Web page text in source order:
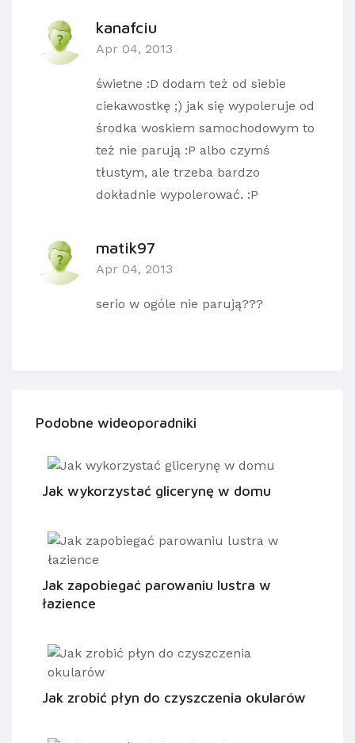
kanafciu
Apr 04, 2013
świetne :D dodam też od siebie
ciekawostkę ;) jak się wypoleruje od
środka woskiem samochodowym to
też nie parują :P albo czymś
tłustym, ale trzeba bardzo
dokładnie wypolerować. :P
matik97
Apr 04, 2013
serio w ogóle nie parują???
Podobne wideoporadniki
Jak wykorzystać glicerynę w domu
Jak zapobiegać parowaniu lustra w
łazience
Jak zrobić płyn do czyszczenia okularów